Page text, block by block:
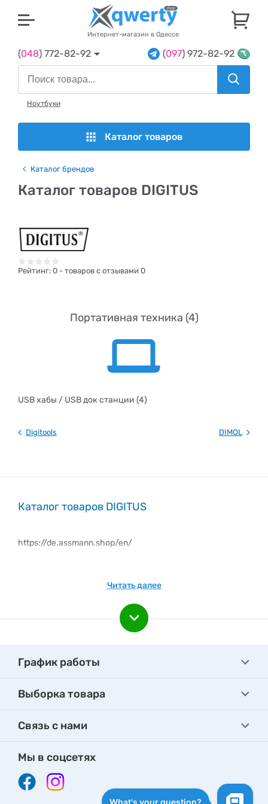
Интернет-магазин в Одессе
(048) 772-82-92 (097) 972-82-92
Ноутбуки
Каталог товаров
Каталог брендов
Каталог товаров DIGITUS
Рейтинг: 0 - товаров с отзывами 0
Портативная техника (4)
USB хабы / USB док станции (4)
Digitools DIMOL
Каталог товаров DIGITUS
https://de.assmann.shop/en/
Читать далее
График работы
Выборка товара
Связь с нами
Мы в соцсетях